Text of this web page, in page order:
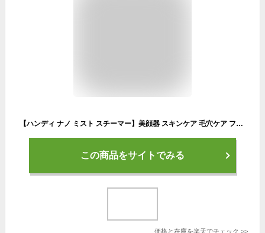
【ハンディ ナノ ミスト スチーマー】美顔器 スキンケア 毛穴ケア フェイス nano 美肌 保湿 保水 乾燥肌 化粧水 携帯 充電 mini カワイイ おしゃれ
この商品をサイトでみる
価格と在庫を楽天でチェック >>